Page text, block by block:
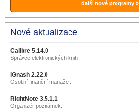
další nové programy »
Nové aktualizace
Calibre 5.14.0
Správce elektronických knih
jGnash 2.22.0
Osobní finanční manažer.
RightNote 3.5.1.1
Organizér poznámek.